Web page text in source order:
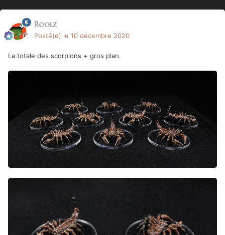
Roolz
Posté(e) le 10 décembre 2020
La totale des scorpions + gros plan.